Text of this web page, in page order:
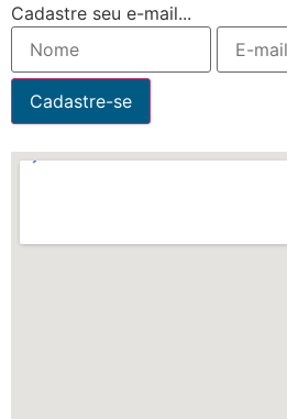
Cadastre seu e-mail...